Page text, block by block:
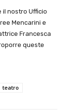
il nostro Ufficio
Mencarini e
Francesca
queste
teatro